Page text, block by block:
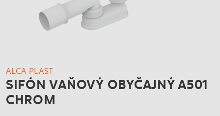
ALCA PLAST
SIFÓN VAŇOVÝ OBYČAJNÝ A501
CHROM